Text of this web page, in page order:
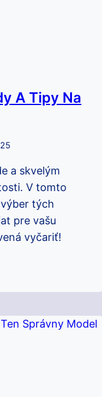
A Tipy Na
a skvelým
V tomto
tých
pre vašu
vyčariť!